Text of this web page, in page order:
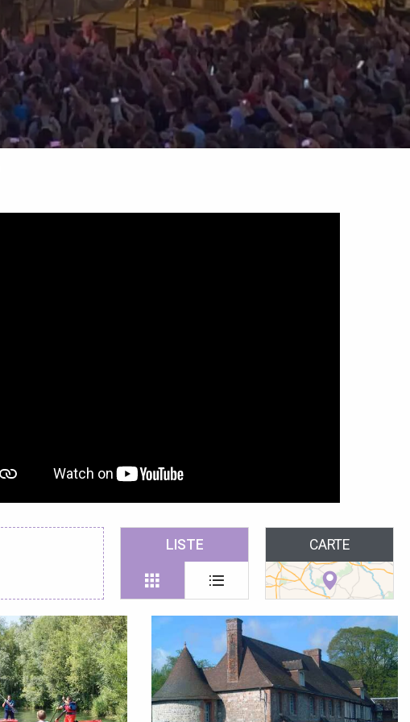
LISTE CARTE